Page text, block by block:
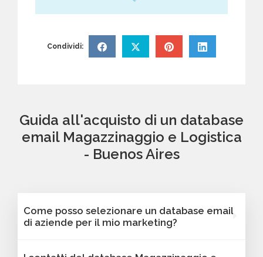
Condividi:
Guida all'acquisto di un database
email Magazzinaggio e Logistica
- Buenos Aires
Come posso selezionare un database email
di aziende per il mio marketing?